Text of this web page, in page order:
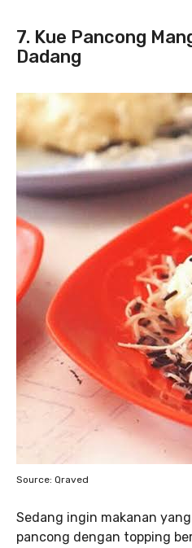
7. Kue Pancong
Dadang
Source: Qraved
Sedang ingin makanan
pancong dengan topping